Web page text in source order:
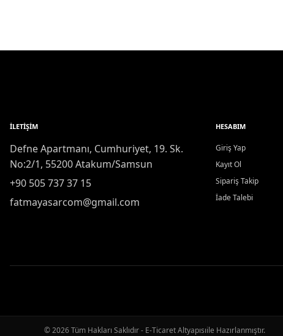
İLETIŞIM
Defne Apartmanı, Cumhuriyet, 19. Sk.
No:2/1, 55200 Atakum/Samsun
+90 505 737 37 15
fatmayasarcom@gmail.com
HESABIM
Giriş Yap
Kayıt Ol
Sipariş Takip
İade Talebi
© 2026 Tüm Hakları Saklıdır - E-Ticaret Altyapısıile Hazırlanmıştır.